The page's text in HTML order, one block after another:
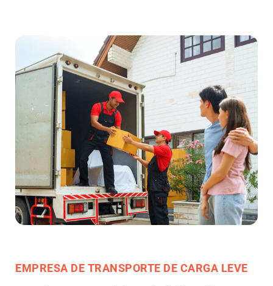
EMPRESA DE TRANSPORTE DE CARGA LEVE